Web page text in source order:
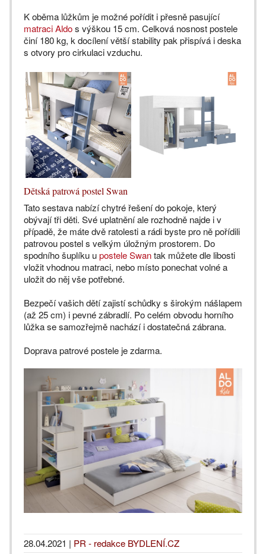
K oběma lůžkům je možné pořídit i přesně pasující
matraci Aldos výškou 15 cm. Celková nosnost postele
činí 180 kg, k docílení větší stability pak přispívá i deska
s otvory pro cirkulaci vzduchu.
Dětská patrová postel Swan
Tato sestava nabízí chytré řešení do pokoje, který
obývají tři děti. Své uplatnění ale rozhodně najde i v
případě, že máte dvě ratolesti a rádi byste pro ně pořídili
patrovou postel s velkým úložným prostorem. Do
spodního šuplíku upostele Swantak můžete dle libosti
vložit vhodnou matraci, nebo místo ponechat volné a
uložit do něj vše potřebné.
Bezpečí vašich dětí zajistí schůdky s širokým nášlapem
(až 25 cm) i pevné zábradlí. Po celém obvodu horního
lůžka se samozřejmě nachází i dostatečná zábrana.
Doprava patrové postele je zdarma.
28.04.2021 | PR - redakce BYDLENÍ.CZ